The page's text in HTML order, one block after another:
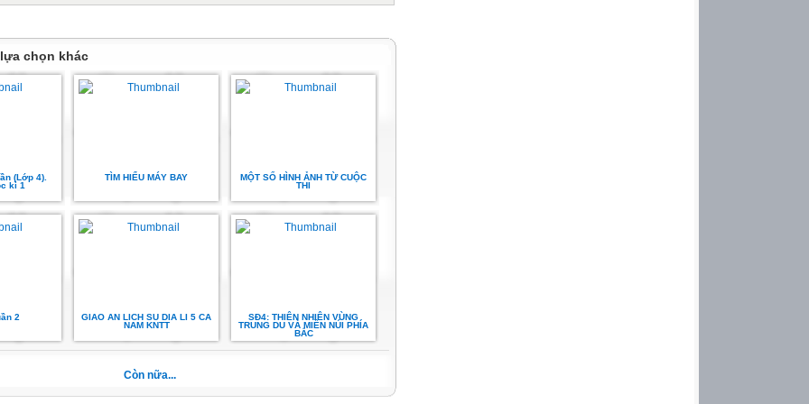
tay, cổ
hỏi
phổ
cầu
chọn khác
(Lớp 4).
kì 1
TÌM HIỂU MÁY BAY
MỘT SỐ HÌNH ẢNH TỪ CUỘC
THI
2
GIAO AN LICH SU DIA LI 5 CA
NAM KNTT
SĐ4: THIÊN NHIÊN VÙNG
TRUNG DU VÀ MIỀN NÚI PHÍA
BẮC
Còn nữa...